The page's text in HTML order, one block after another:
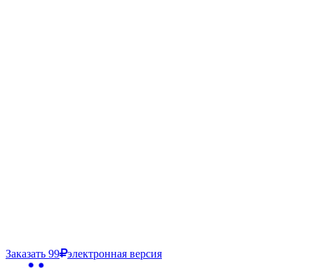
Заказать 99 электронная версия